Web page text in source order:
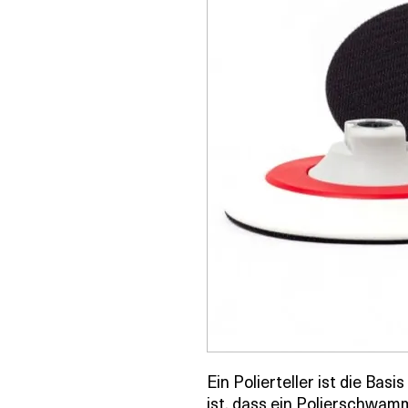
Ein Polierteller ist die
ist, dass ein